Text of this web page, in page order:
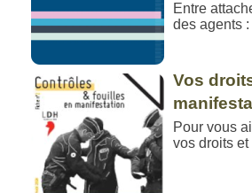
Entre
des agents
Vos
Pour vous
vos droits et